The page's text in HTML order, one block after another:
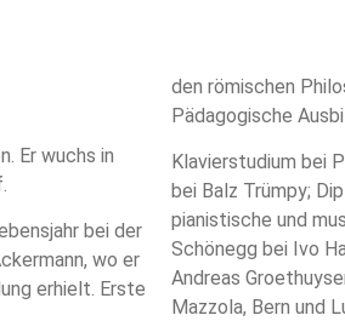
Er wuchs in
bei der
wo er
erhielt. Erste
den römischen
Pädagogische
Klavierstudium bei
bei Balz Trümpy;
pianistische und
Schönegg bei Ivo
Andreas
Mazzola, Bern und